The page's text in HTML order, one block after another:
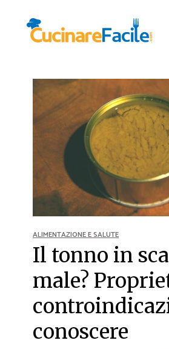
ALIMENTAZIONE E SALUTE
Il tonno in
male?
conoscere